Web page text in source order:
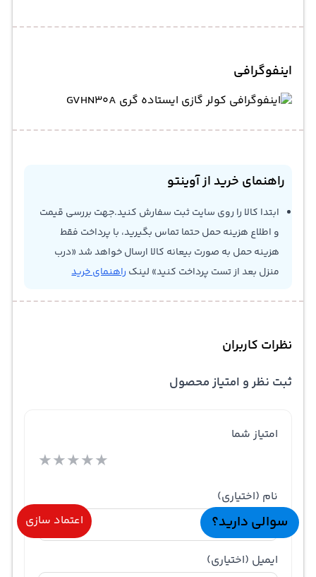
اینفوگرافی
راهنمای خرید از آوینتو
ابتدا کالا را روی سایت ثبت سفارش کنید.جهت بررسی قیمت
و اطلاع هزینه حمل حتما تماس بگیرید، با پرداخت فقط
هزینه حمل به صورت بیعانه کالا ارسال خواهد شد «درب
منزل بعد از تست پرداخت کنید» لینک راهنمای خرید
نظرات کاربران
ثبت نظر و امتیاز محصول
امتیاز شما
★★★★★
نام (اختیاری)
ایمیل (اختیاری)
سوالی دارید؟ اعتماد سازی